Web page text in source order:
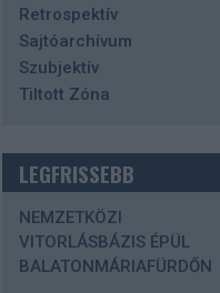
Retrospektív
Sajtóarchívum
Szubjektív
Tiltott Zóna
LEGFRISSEBB
NEMZETKÖZI
VITORLÁSBÁZIS ÉPÜL
BALATONMÁRIAFÜRDŐN